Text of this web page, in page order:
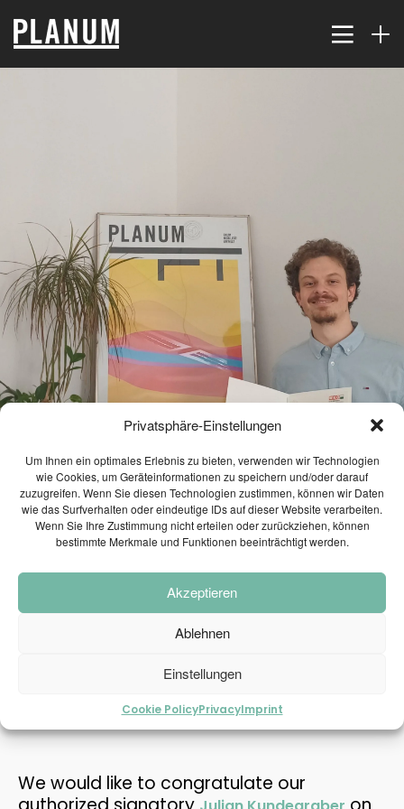
Privatsphäre-Einstellungen
Um Ihnen ein optimales Erlebnis zu bieten, verwenden wir Technologien
wie Cookies, um Geräteinformationen zu speichern und/oder darauf
zuzugreifen. Wenn Sie diesen Technologien zustimmen, können wir Daten
wie das Surfverhalten oder eindeutige IDs auf dieser Website verarbeiten.
Wenn Sie Ihre Zustimmung nicht erteilen oder zurückziehen, können
bestimmte Merkmale und Funktionen beeinträchtigt werden.
Akzeptieren
Ablehnen
Einstellungen
Cookie PolicyPrivacyImprint
9
JULY
2026
TRAFFIC MODELING AND
PLANNING
2
JULY
THE KORALM RAILWAY
IMPROVES ACCESSIBILITY
FAR...
1
JULY
2026
TRANSPORTATION
ENGINEERING AND TRAFFIC
MODELI...
2
2026
WEBINAR INVITATION:
SUSTAINAB...
CONGRATULATIONS ON
PASSING THE ENTREPRENEUR
E...
21
CONGRATULATIONS ON
PASSING THE
ENTREPRENEUR EXAM!
May 28, 2026
We would like to congratulate our